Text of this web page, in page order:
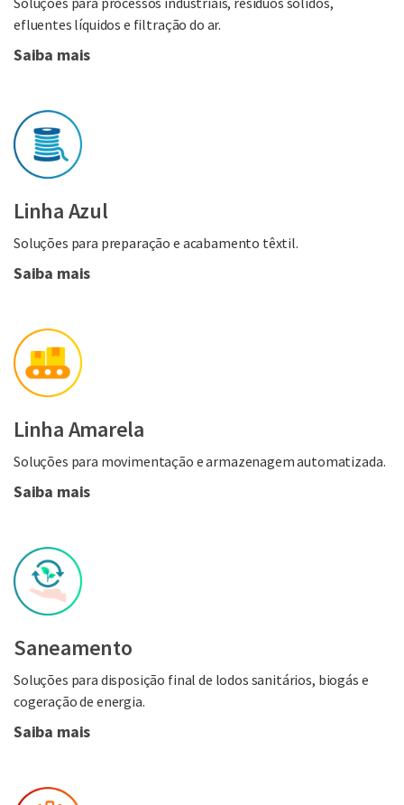
efluentes líquidos e filtração do ar.
Saiba mais
Linha Azul
Soluções para preparação e acabamento têxtil.
Saiba mais
Linha Amarela
Soluções para movimentação e armazenagem automatizada.
Saiba mais
Saneamento
Soluções para disposição final de lodos sanitários, biogás e
cogeração de energia.
Saiba mais